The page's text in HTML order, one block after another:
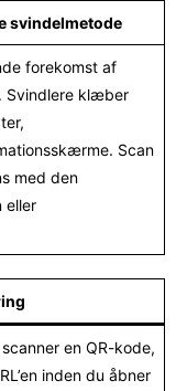
svindelmetode
forekomst af
Svindlere klæber
Scan
med den
eller
en QR-kode,
inden du åbner